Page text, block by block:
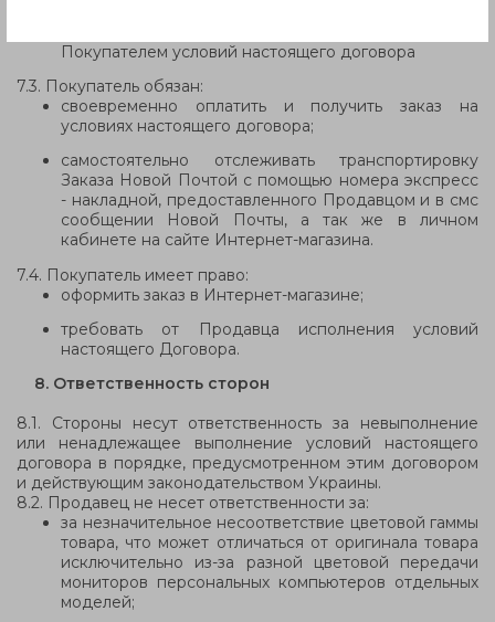
Покупателем условий настоящего договора
7.3. Покупатель обязан:
своевременно оплатить и получить заказ на
условиях настоящего договора;
самостоятельно отслеживать транспортировку
Заказа Новой Почтой с помощью номера экспресс
- накладной, предоставленного Продавцом и в смс
сообщении Новой Почты, а так же в личном
кабинете на сайте Интернет-магазина.
7.4. Покупатель имеет право:
оформить заказ в Интернет-магазине;
требовать от Продавца исполнения условий
настоящего Договора.
8. Ответственность сторон
8.1. Стороны несут ответственность за невыполнение
или ненадлежащее выполнение условий настоящего
договора в порядке, предусмотренном этим договором
и действующим законодательством Украины.
8.2. Продавец не несет ответственности за:
за незначительное несоответствие цветовой гаммы
товара, что может отличаться от оригинала товара
исключительно из-за разной цветовой передачи
мониторов персональных компьютеров отдельных
моделей;